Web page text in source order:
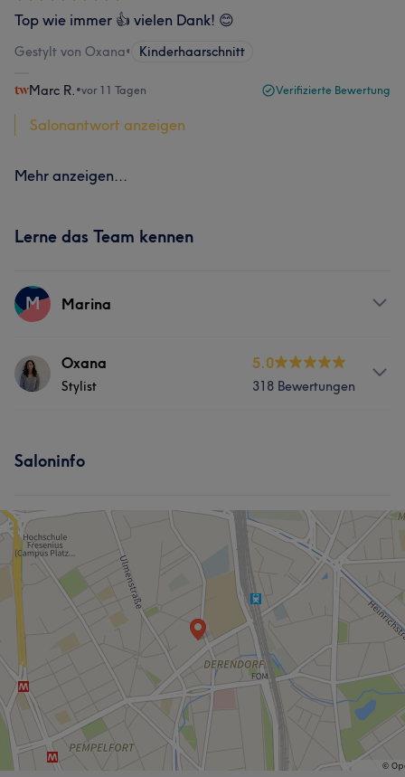
Top wie immer 👍 vielen Dank! 😊
Gestylt von Oxana• Kinderhaarschnitt
Marc R. •vor 11 Tagen Verifizierte Bewertung
Salonantwort anzeigen
Mehr anzeigen...
Lerne das Team kennen
M Marina
ServicesOxana
Stylist
5.0
318 Bewertungen
Was unsere Kunden über Oxana sagen
Professionell Sympathisch 17 Kompetent 14
Herzlich
Saloninfo